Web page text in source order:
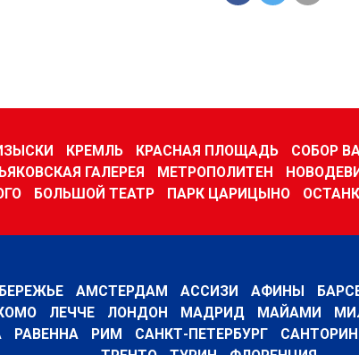
КРЕМЛЬ КРАСНАЯ ПЛОЩАДЬ СОБОР
ГАЛЕРЕЯ МЕТРОПОЛИТЕН
БОЛЬШОЙ ТЕАТР ПАРК ЦАРИЦЫНО
АМСТЕРДАМ АССИЗИ АФИНЫ
ЛЕЧЧЕ ЛОНДОН МАДРИД МАЙАМИ
РАВЕННА РИМ САНКТ-ПЕТЕРБУРГ